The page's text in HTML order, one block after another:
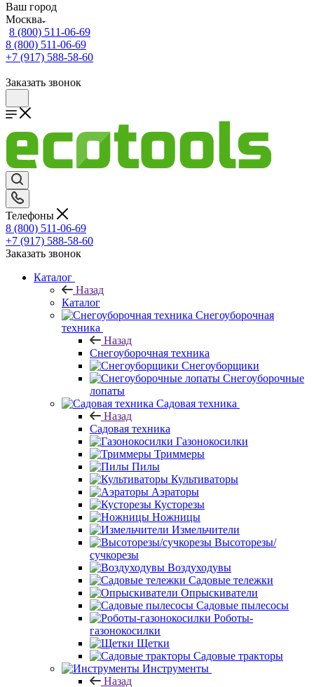
Ваш город
Москва
8 (800) 511-06-69
8 (800) 511-06-69
+7 (917) 588-58-60
Заказать звонок
Телефоны
8 (800) 511-06-69
+7 (917) 588-58-60
Заказать звонок
Каталог
Назад
Каталог
Снегоуборочная
техника
Назад
Снегоуборочная техника
Снегоуборщики
Снегоуборочные
лопаты
Садовая техника
Назад
Садовая техника
Газонокосилки
Триммеры
Пилы
Культиваторы
Аэраторы
Кусторезы
Ножницы
Измельчители
Высоторезы/
сучкорезы
Воздуходувы
Садовые тележки
Опрыскиватели
Садовые пылесосы
Роботы-
газонокосилки
Щетки
Садовые тракторы
Инструменты
Назад